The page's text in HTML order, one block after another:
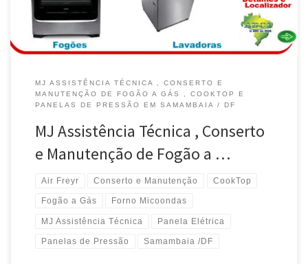
MJ ASSISTÊNCIA TÉCNICA , CONSERTO E
MANUTENÇÃO DE FOGÃO A GÁS , COOKTOP E
PANELAS DE PRESSÃO EM SAMAMBAIA / DF
MJ Assistência Técnica , Conserto
e Manutenção de Fogão a …
Air Freyr Conserto e Manutenção CookTop
Fogão a Gás Forno Micoondas
MJ Assistência Técnica Panela Elétrica
Panelas de Pressão Samambaia /DF